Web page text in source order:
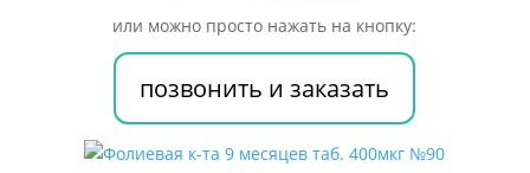
400мкг
или можно просто нажать на кнопку:
позвонить и заказать